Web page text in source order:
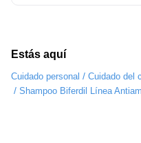
Estás aquí
Cuidado personal / Cuidado del
/ Shampoo Biferdil Línea